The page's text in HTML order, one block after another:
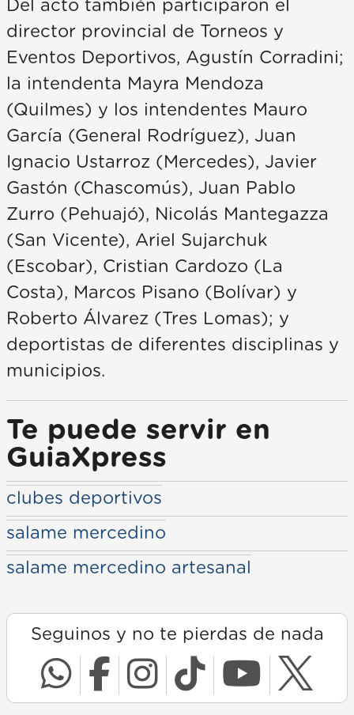
Del acto también participaron el
director provincial de Torneos y
Eventos Deportivos, Agustín Corradini;
la intendenta Mayra Mendoza
(Quilmes) y los intendentes Mauro
García (General Rodríguez), Juan
Ignacio Ustarroz (Mercedes), Javier
Gastón (Chascomús), Juan Pablo
Zurro (Pehuajó), Nicolás Mantegazza
(San Vicente), Ariel Sujarchuk
(Escobar), Cristian Cardozo (La
Costa), Marcos Pisano (Bolívar) y
Roberto Álvarez (Tres Lomas); y
deportistas de diferentes disciplinas y
municipios.
Te puede servir en
GuiaXpress
clubes deportivos
salame mercedino
salame mercedino artesanal
Seguinos y no te pierdas de nada